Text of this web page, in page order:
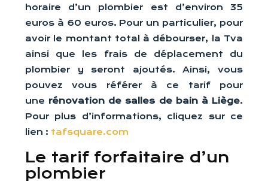
horaire d’un plombier est d’environ 35
euros à 60 euros. Pour un particulier, pour
avoir le montant total à débourser, la Tva
ainsi que les frais de déplacement du
plombier y seront ajoutés. Ainsi, vous
pouvez vous référer à ce tarif pour
une rénovation de salles de bain à Liège.
Pour plus d’informations, cliquez sur ce
lien : tafsquare.com
Le tarif forfaitaire d’un
plombier